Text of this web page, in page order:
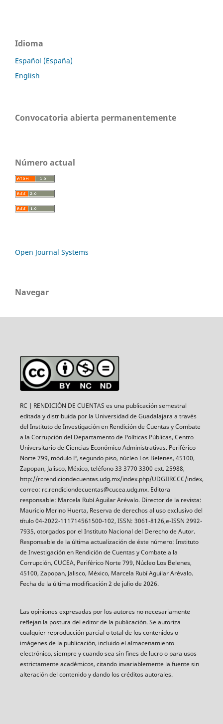
Idioma
Español (España)
English
Convocatoria abierta permanentemente
Número actual
Open Journal Systems
Navegar
RC | RENDICIÓN DE CUENTAS es una publicación semestral
editada y distribuida por la Universidad de Guadalajara a través
del Instituto de Investigación en Rendición de Cuentas y Combate
a la Corrupción del Departamento de Políticas Públicas, Centro
Universitario de Ciencias Económico Administrativas. Periférico
Norte 799, módulo P, segundo piso, núcleo Los Belenes, 45100,
Zapopan, Jalisco, México, teléfono 33 3770 3300 ext. 25988,
http://rcrendiciondecuentas.udg.mx/index.php/UDGIIRCCC/index,
correo: rc.rendiciondecuentas@cucea.udg.mx. Editora
responsable: Marcela Rubí Aguilar Arévalo. Director de la revista:
Mauricio Merino Huerta, Reserva de derechos al uso exclusivo del
título 04-2022-111714561500-102, ISSN: 3061-8126,e-ISSN 2992-
7935, otorgados por el Instituto Nacional del Derecho de Autor.
Responsable de la última actualización de éste número: Instituto
de Investigación en Rendición de Cuentas y Combate a la
Corrupción, CUCEA, Periférico Norte 799, Núcleo Los Belenes,
45100, Zapopan, Jalisco, México, Marcela Rubí Aguilar Arévalo.
Fecha de la última modificación 2 de julio de 2026.
Las opiniones expresadas por los autores no necesariamente
reflejan la postura del editor de la publicación. Se autoriza
cualquier reproducción parcial o total de los contenidos o
imágenes de la publicación, incluido el almacenamiento
electrónico, siempre y cuando sea sin fines de lucro o para usos
estrictamente académicos, citando invariablemente la fuente sin
alteración del contenido y dando los créditos autorales.